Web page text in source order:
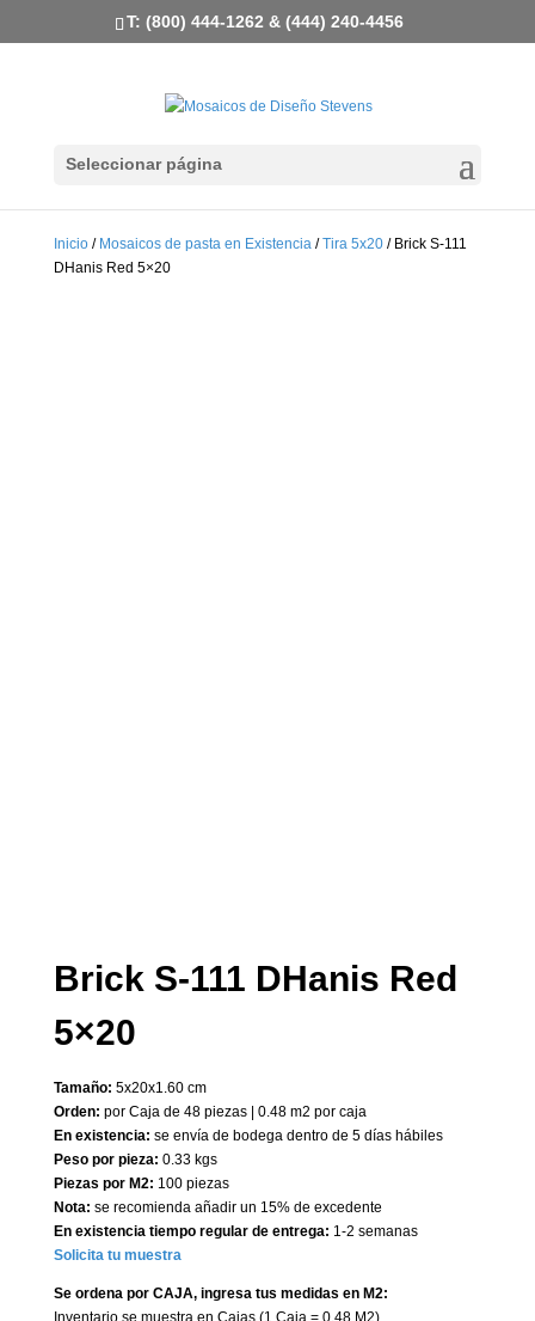
T: (800) 444-1262 & (444) 240-4456
Seleccionar página
Inicio/ Mosaicos de pasta en Existencia/Tira 5x20/ Brick S-111
DHanis Red 5×20
Brick S-111 DHanis Red
5×20
Tamaño: 5x20x1.60 cm
Orden: por Caja de 48 piezas | 0.48 m2 por caja
En existencia: se envía de bodega dentro de 5 días hábiles
Peso por pieza: 0.33 kgs
Piezas por M2: 100 piezas
Nota: se recomienda añadir un 15% de excedente
En existencia tiempo regular de entrega: 1-2 semanas
Solicita tu muestra
Se ordena por CAJA, ingresa tus medidas en M2:
Inventario se muestra en Cajas (1 Caja = 0.48 M2)